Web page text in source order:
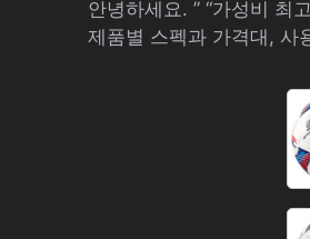
안녕하세요. ” “가성비 최
제품별 스펙과 가격대, 사